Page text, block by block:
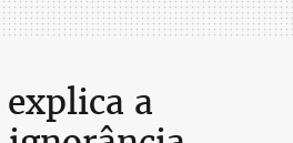
a